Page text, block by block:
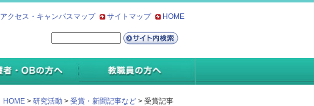
アクセス・キャンパスマップ サイトマップ HOME
HOME > 研究活動 > 受賞・新聞記事など > 受賞記事